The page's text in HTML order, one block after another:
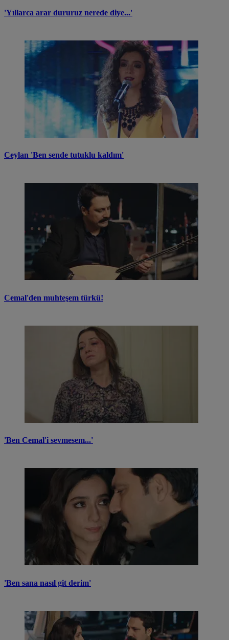
'Yıllarca arar dururuz nerede diye...'
Ceylan 'Ben sende tutuklu kaldım'
Cemal'den muhteşem türkü!
'Ben Cemal'i sevmesem...'
'Ben sana nasıl git derim'